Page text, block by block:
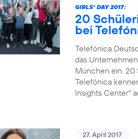
GIRLS‘ DAY 2017:
20
bei
Telefónica
das
München ein. 20
Telefónica
Insights Center“
27. April 2017